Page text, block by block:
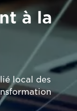
à la
local des